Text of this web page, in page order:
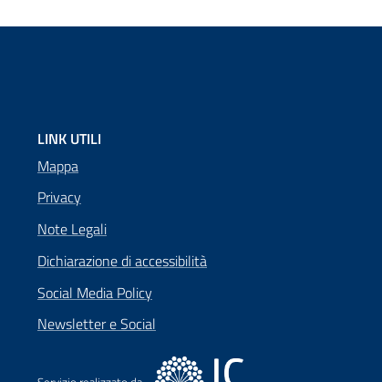
LINK UTILI
Mappa
Privacy
Note Legali
Dichiarazione di accessibilità
Social Media Policy
Newsletter e Social